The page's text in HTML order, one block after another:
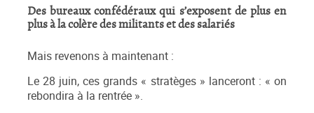
Des bureaux confédéraux qui s’exposent de plus en
plus à la colère des militants et des salariés
Mais revenons à maintenant :
Le 28 juin, ces grands « stratèges » lanceront : « on
rebondira à la rentrée ».